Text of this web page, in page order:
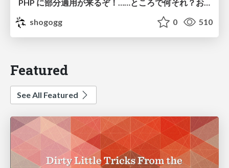
PHP に部分適用が来るぞ！……ところで何それ？おいしいの？ #phpcon / phpcon-2026
shogogg
0 510
Featured
See All Featured